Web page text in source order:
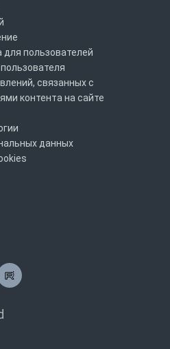
пользователей
связанных с
контента на сайте
данных